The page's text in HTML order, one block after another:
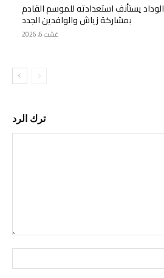
الوداد يستأنف استعدادته للموسم القادم
بمشاركة زياش والوافدين الجدد
غشت 6, 2026
ترك الرد